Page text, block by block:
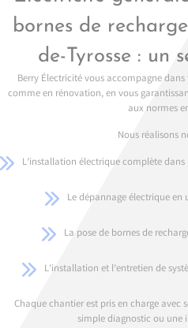
bornes de
de-Tyrosse : un
Berry Électricité vous accompagne
comme en rénovation, en vous
aux normes
Nous réalisons
L’installation électrique complète
Le dépannage électrique en
La pose de bornes de
L’installation et l’entretien de
Chaque chantier est pris en charge avec
simple diagnostic ou une